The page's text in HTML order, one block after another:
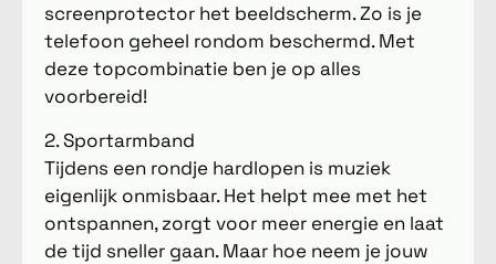
screenprotector het beeldscherm. Zo is je
telefoon geheel rondom beschermd. Met
deze topcombinatie ben je op alles
voorbereid!
2. Sportarmband
Tijdens een rondje hardlopen is muziek
eigenlijk onmisbaar. Het helpt mee met het
ontspannen, zorgt voor meer energie en laat
de tijd sneller gaan. Maar hoe neem je jouw